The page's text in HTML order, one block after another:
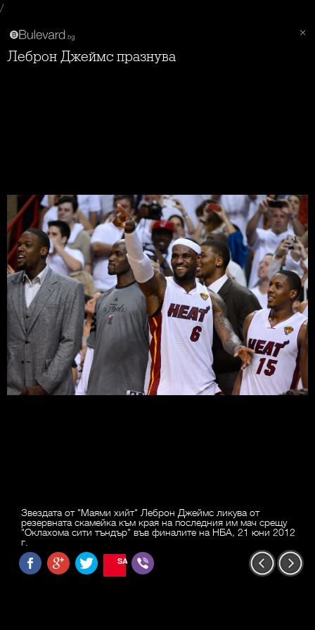
/
Леброн Джеймс празнува
Звездата от "Маями хийт" Леброн Джеймс ликува от
резервната скамейка към края на последния им мач срещу
"Оклахома сити тъндър" във финалите на НБА, 21 юни 2012
г.
SAVE